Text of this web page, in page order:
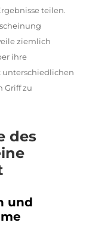
teilen.
ziemlich
ihre
Griff zu
des
und